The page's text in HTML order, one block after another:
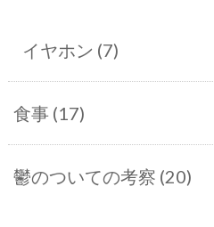
イヤホン (7)
食事 (17)
鬱のついての考察 (20)